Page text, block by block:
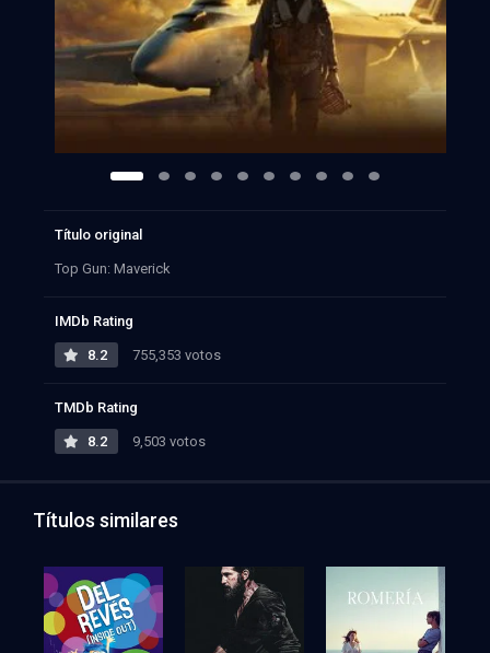
Título original
Top Gun: Maverick
IMDb Rating
8.2 755,353 votos
TMDb Rating
8.2 9,503 votos
Títulos similares